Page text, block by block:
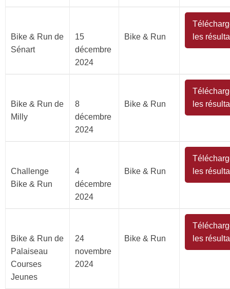
Bike & Run de
Sénart
15
décembre
2024
Bike & Run
les
Bike & Run de
Milly
8
décembre
2024
Bike & Run
les
Challenge
Bike & Run
4
décembre
2024
Bike & Run
les
Bike & Run de
Palaiseau
Courses
Jeunes
24
novembre
2024
Bike & Run
les